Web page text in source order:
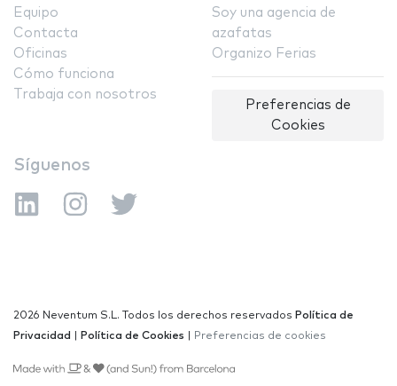
Equipo
Contacta
Oficinas
Cómo funciona
Trabaja con nosotros
Soy una agencia de
azafatas
Organizo Ferias
Preferencias de
Cookies
Síguenos
2026 Neventum S.L. Todos los derechos reservados Política de
Privacidad
Política de Cookies Preferencias de cookies